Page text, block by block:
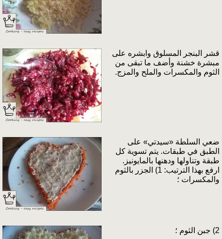
قشر البنجر المسلوق وابشره على
مبشرة خشنة وأضف ما تبقى من
الثوم والمكسرات والملح والمزج.
ضعي السلطة «سيدتي» على
الطبق في طبقات. يتم تسوية كل
طبقة وتناولها ودهنها بالمايونيز.
ارفع بهذا الترتيب: 1) الجزر بالثوم
والمكسرات ؛
2) جبن الثوم ؛